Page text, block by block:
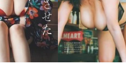
溝端 葵『もう
つの、あおい
で。』
2026年08月09日